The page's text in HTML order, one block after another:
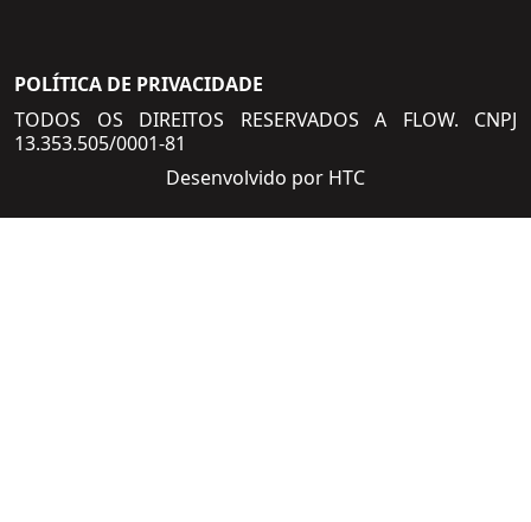
POLÍTICA DE PRIVACIDADE
TODOS OS DIREITOS RESERVADOS A FLOW. CNPJ
13.353.505/0001-81
Desenvolvido por HTC